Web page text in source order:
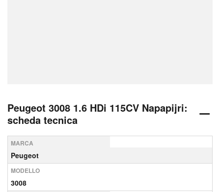
Peugeot 3008 1.6 HDi 115CV Napapijri:
scheda tecnica
MARCA
Peugeot
MODELLO
3008